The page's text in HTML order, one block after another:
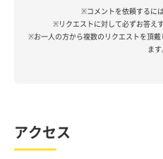
※コメントを依頼するに
※リクエストに対して必ずお答え
※お一人の方から複数のリクエストを頂
ます
アクセス